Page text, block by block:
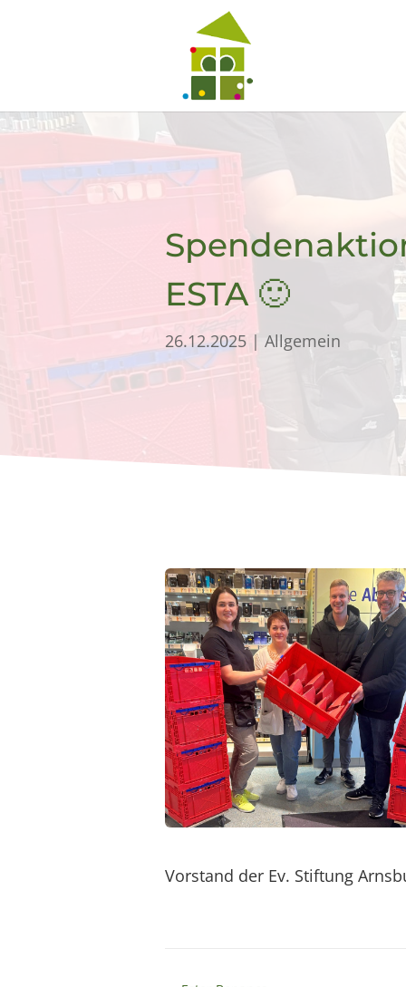
ESTA 🙂
26.12.2025 | Allgemein
Vorstand der Ev. Stiftung